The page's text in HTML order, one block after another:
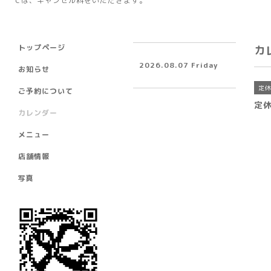
カ
定
定
トップページ
お知らせ
ご予約について
カレンダー
メニュー
店舗情報
写真
2026.08.07 Friday